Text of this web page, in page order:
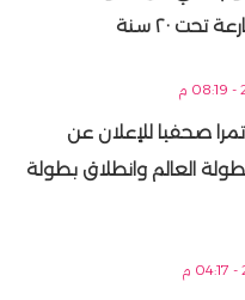
٢٠ سنة
صحفيا للإعلان عن
العالم وانطلاق بطولة